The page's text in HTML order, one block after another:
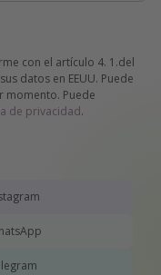
con el artículo 4. 1.del
datos en EEUU. Puede
momento. Puede
de privacidad.